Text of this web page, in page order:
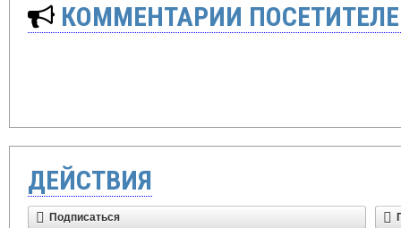
КОММЕНТАРИИ
ДЕЙСТВИЯ
Подписаться